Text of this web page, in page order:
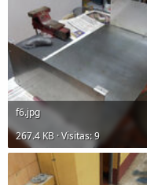
f6.jpg
267.4 KB · Visitas: 9